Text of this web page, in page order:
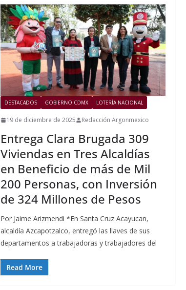
DESTACADOS GOBIERNO CDMX LOTERÍA NACIONAL
19 de diciembre de 2025 Redacción Argonmexico
Entrega Clara Brugada 309
Viviendas en Tres Alcaldías
en Beneficio de más de Mil
200 Personas, con Inversión
de 324 Millones de Pesos
Por Jaime Arizmendi *En Santa Cruz Acayucan,
alcaldía Azcapotzalco, entregó las llaves de sus
departamentos a trabajadoras y trabajadores del
Read More